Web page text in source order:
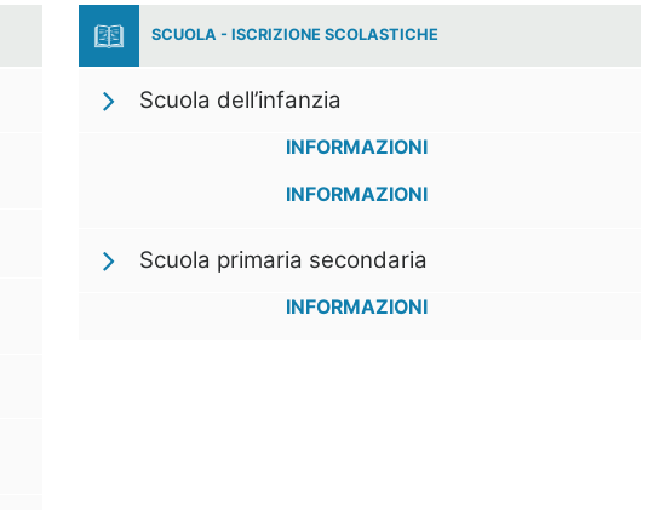
SCUOLA - ISCRIZIONE SCOLASTICHE
Scuola dell’infanzia
INFORMAZIONI
INFORMAZIONI
Scuola primaria secondaria
INFORMAZIONI